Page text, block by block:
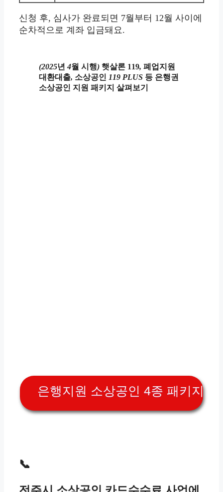
신청 후, 심사가 완료되면 7월부터 12월 사이에
순차적으로 계좌 입금돼요.
(2025년 4월 시행) 햇살론 119, 폐업지원
대환대출, 소상공인 119 PLUS 등 은행권
소상공인 지원 패키지 살펴보기
은행지원 소상공인 4종 패키지
📞